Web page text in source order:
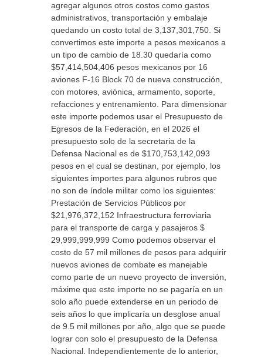
agregar algunos otros costos como gastos
administrativos, transportación y embalaje
quedando un costo total de 3,137,301,750. Si
convertimos este importe a pesos mexicanos a
un tipo de cambio de 18.30 quedaría como
$57,414,504,406 pesos mexicanos por 16
aviones F-16 Block 70 de nueva construcción,
con motores, aviónica, armamento, soporte,
refacciones y entrenamiento. Para dimensionar
este importe podemos usar el Presupuesto de
Egresos de la Federación, en el 2026 el
presupuesto solo de la secretaria de la
Defensa Nacional es de $170,753,142,093
pesos en el cual se destinan, por ejemplo, los
siguientes importes para algunos rubros que
no son de índole militar como los siguientes:
Prestación de Servicios Públicos por
$21,976,372,152 Infraestructura ferroviaria
para el transporte de carga y pasajeros $
29,999,999,999 Como podemos observar el
costo de 57 mil millones de pesos para adquirir
nuevos aviones de combate es manejable
como parte de un nuevo proyecto de inversión,
máxime que este importe no se pagaría en un
solo año puede extenderse en un periodo de
seis años lo que implicaría un desglose anual
de 9.5 mil millones por año, algo que se puede
lograr con solo el presupuesto de la Defensa
Nacional. Independientemente de lo anterior,